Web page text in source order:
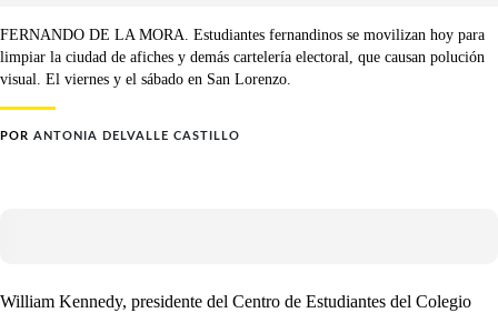
FERNANDO DE LA MORA. Estudiantes fernandinos se movilizan hoy para
limpiar la ciudad de afiches y demás cartelería electoral, que causan polución
visual. El viernes y el sábado en San Lorenzo.
POR ANTONIA DELVALLE CASTILLO
William Kennedy, presidente del Centro de Estudiantes del Colegio